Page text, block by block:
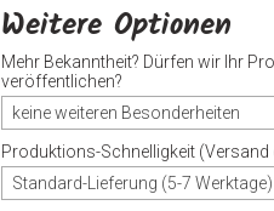
Weitere Optionen
Mehr Bekanntheit? Dürfen wir Ihr
veröffentlichen?
keine weiteren Besonderheiten
Produktions-Schnelligkeit (Versand
Standard-Lieferung (5-7 Werktage)